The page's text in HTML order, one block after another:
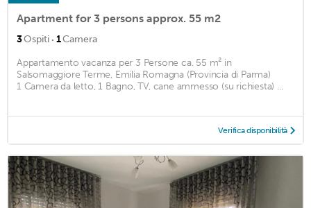
Apartment for 3 persons approx. 55 m2
3Ospiti · 1Camera
Appartamento vacanza per 3 Persone ca. 55 m² in
Salsomaggiore Terme, Emilia Romagna (Provincia di Parma)
1 Camera da letto, 1 Bagno, TV, cane ammesso (su richiesta) ...
Verifica disponibilità